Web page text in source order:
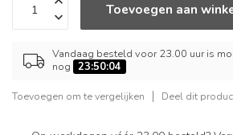
Toevoegen aan
Vandaag besteld voor 23.00 uur is
nog 23:50:03
Toevoegen om te vergelijken Deel dit